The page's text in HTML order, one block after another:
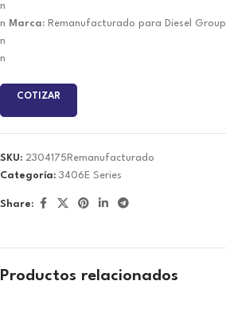
n
n Marca: Remanufacturado para Diesel Group
n
n
COTIZAR
SKU: 2304175Remanufacturado
Categoría: 3406E Series
Share:
Productos relacionados